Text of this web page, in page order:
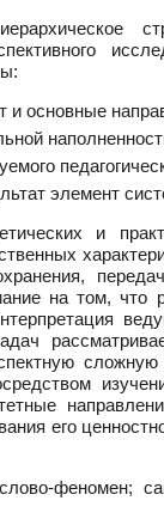
основные
элемент
и
на том, что
сложную
его
феномен;